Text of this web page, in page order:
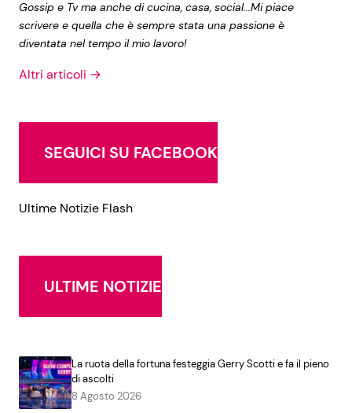
Gossip e Tv ma anche di cucina, casa, social...Mi piace
scrivere e quella che è sempre stata una passione è
diventata nel tempo il mio lavoro!
Altri articoli →
SEGUICI SU FACEBOOK
Ultime Notizie Flash
ULTIME NOTIZIE
La ruota della fortuna festeggia Gerry Scotti e fa il pieno
di ascolti
8 Agosto 2026